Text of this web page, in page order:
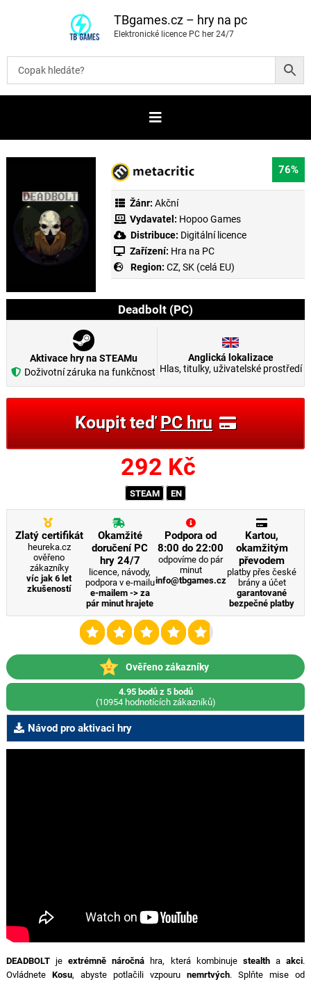
t
b
TBgames.cz – hry na pc
Elektronické licence PC her 24/7
76%
Žánr: Akční
Vydavatel: Hopoo Games
Distribuce: Digitální licence
Zařízení: Hra na PC
Region: CZ, SK (celá EU)
Deadbolt (PC)
Aktivace hry na STEAMu
Doživotní záruka na funkčnost
Anglická lokalizace
Hlas, titulky, uživatelské prostředí
Koupit teďPC hru
292 Kč
STEAM EN
Zlatý certifikát
heureka.cz
ověřeno
zákazníky
víc jak 6 let
zkušeností
Okamžité
doručení PC
hry 24/7
licence, návody,
podpora v e-mailu
e-mailem -> za
pár minut hrajete
Podpora od
8:00 do 22:00
odpovíme do pár
minut
info@tbgames.cz
Kartou,
okamžitým
převodem
platby přes české
brány a účet
garantované
bezpečné platby
Ověřeno zákazníky
4.95 bodů z 5 bodů
(10954 hodnotících zákazníků)
Návod pro aktivaci hry
DEADBOLTjeextrémně náročná hra, která kombinuje stealthaakci.
Ovládnete Kosu, abyste potlačili vzpourunemrtvých. Splňte mise od